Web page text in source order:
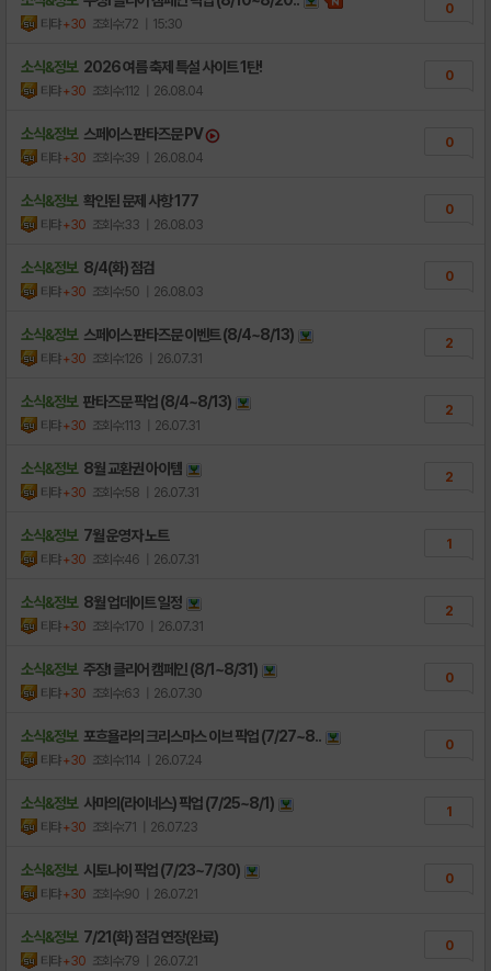
티탸+30 조회수:72 | 15:30
0
소식&정보 2026 여름 축제 특설 사이트 1탄!
티탸+30 조회수:112 | 26.08.04
0
소식&정보 스페이스 판타즈문 PV
티탸+30 조회수:39 | 26.08.04
0
소식&정보 확인된 문제 사항 177
티탸+30 조회수:33 | 26.08.03
0
소식&정보 8/4(화) 점검
티탸+30 조회수:50 | 26.08.03
0
소식&정보 스페이스 판타즈문 이벤트 (8/4~8/13)
티탸+30 조회수:126 | 26.07.31
2
소식&정보 판타즈문 픽업 (8/4~8/13)
티탸+30 조회수:113 | 26.07.31
2
소식&정보 8월 교환권 아이템
티탸+30 조회수:58 | 26.07.31
2
소식&정보 7월 운영자 노트
티탸+30 조회수:46 | 26.07.31
1
소식&정보 8월 업데이트 일정
티탸+30 조회수:170 | 26.07.31
2
소식&정보 주장Ⅰ 클리어 캠페인 (8/1~8/31)
티탸+30 조회수:63 | 26.07.30
0
소식&정보 포흐욜라의 크리스마스 이브 픽업 (7/27~8..
티탸+30 조회수:114 | 26.07.24
0
소식&정보 사마의(라이네스) 픽업 (7/25~8/1)
티탸+30 조회수:71 | 26.07.23
1
소식&정보 시토나이 픽업 (7/23~7/30)
티탸+30 조회수:90 | 26.07.21
0
소식&정보 7/21(화) 점검 연장(완료)
티탸+30 조회수:79 | 26.07.21
0